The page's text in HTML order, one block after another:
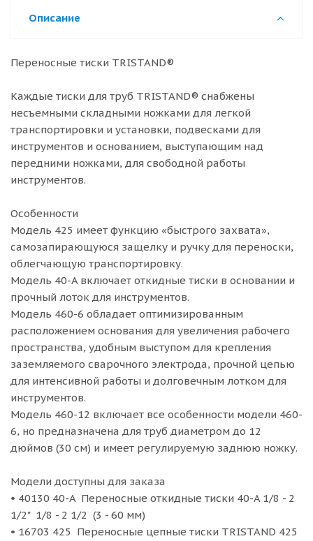
Описание
Переносные тиски TRISTAND®
Каждые тиски для труб TRISTAND® снабжены
несъемными складными ножками для легкой
транспортировки и установки, подвесками для
инструментов и основанием, выступающим над
передними ножками, для свободной работы
инструментов.
Особенности
Модель 425 имеет функцию «быстрого захвата»,
самозапирающуюся защелку и ручку для переноски,
облегчающую транспортировку.
Модель 40-A включает откидные тиски в основании и
прочный лоток для инструментов.
Модель 460-6 обладает оптимизированным
расположением основания для увеличения рабочего
пространства, удобным выступом для крепления
заземляемого сварочного электрода, прочной цепью
для интенсивной работы и долговечным лотком для
инструментов.
Модель 460-12 включает все особенности модели 460-
6, но предназначена для труб диаметром до 12
дюймов (30 см) и имеет регулируемую заднюю ножку.
Модели доступны для заказа
• 40130 40-A Переносные откидные тиски 40-A 1/8 - 2
1/2" 1/8 - 2 1/2 (3 - 60 мм)
• 16703 425 Переносные цепные тиски TRISTAND 425